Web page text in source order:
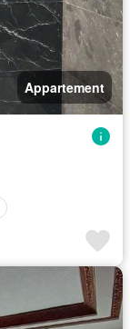
Appartement